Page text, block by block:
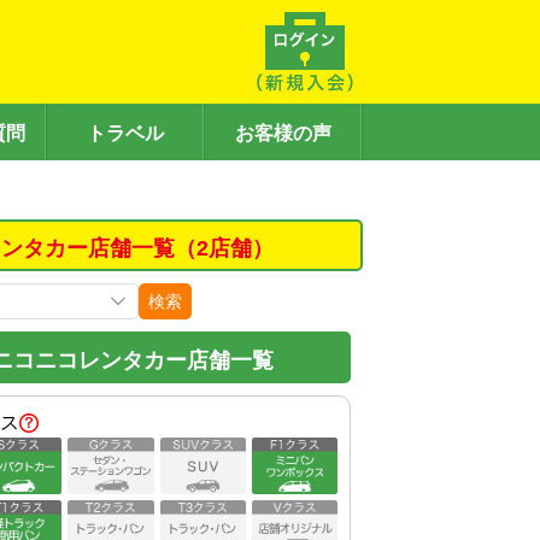
問 トラベル お客様の声
タカー店舗一覧（2店舗）
検索
コニコレンタカー店舗一覧